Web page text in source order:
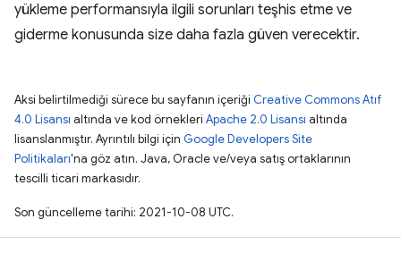
yükleme performansıyla ilgili sorunları teşhis etme ve
giderme konusunda size daha fazla güven verecektir.
Aksi belirtilmediği sürece bu sayfanın içeriği Creative Commons Atıf
4.0 Lisansı altında ve kod örnekleri Apache 2.0 Lisansı altında
lisanslanmıştır. Ayrıntılı bilgi için Google Developers Site
Politikaları'na göz atın. Java, Oracle ve/veya satış ortaklarının
tescilli ticari markasıdır.
Son güncelleme tarihi: 2021-10-08 UTC.